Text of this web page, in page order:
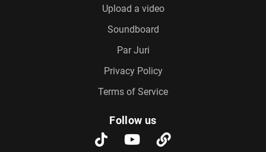
Upload a video
Soundboard
Par Juri
Privacy Policy
Terms of Service
Follow us